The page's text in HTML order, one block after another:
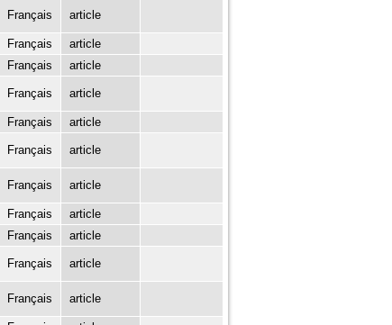
Français article
Français
article
Français
article
Français article
Français
article
Français article
Français article
Français
article
Français
article
Français article
Français article